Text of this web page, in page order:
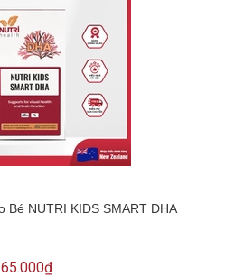
Bé NUTRI KIDS SMART DHA